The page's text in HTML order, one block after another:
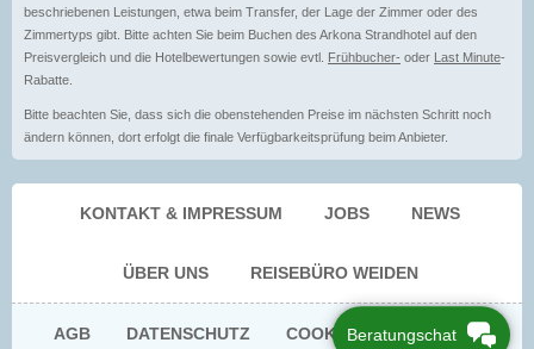
beschriebenen Leistungen, etwa beim Transfer, der Lage der Zimmer oder des
Zimmertyps gibt. Bitte achten Sie beim Buchen des Arkona Strandhotel auf den
Preisvergleich und die Hotelbewertungen sowie evtl. Frühbucher- oder Last Minute-
Rabatte.
Bitte beachten Sie, dass sich die obenstehenden Preise im nächsten Schritt noch
ändern können, dort erfolgt die finale Verfügbarkeitsprüfung beim Anbieter.
KONTAKT & IMPRESSUM JOBS NEWS
ÜBER UNS REISEBÜRO WEIDEN
AGB DATENSCHUTZ COOKIE EINWILLIGUNG
Beratungschat